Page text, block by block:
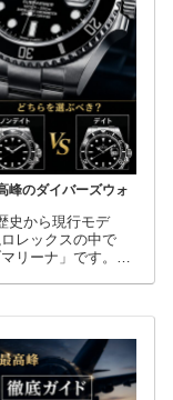
峰のダイバーズウォ
史から現行モデ
レックスの中で
リーナ」です。高